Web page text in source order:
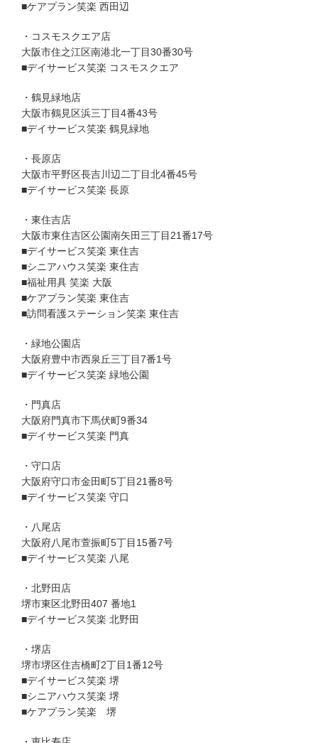
■ケアプラン笑楽 西田辺
・コスモスクエア店
大阪市住之江区南港北一丁目30番30号
■デイサービス笑楽 コスモスクエア
・鶴見緑地店
大阪市鶴見区浜三丁目4番43号
■デイサービス笑楽 鶴見緑地
・長原店
大阪市平野区長吉川辺二丁目北4番45号
■デイサービス笑楽 長原
・東住吉店
大阪市東住吉区公園南矢田三丁目21番17号
■デイサービス笑楽 東住吉
■シニアハウス笑楽 東住吉
■福祉用具 笑楽 大阪
■ケアプラン笑楽 東住吉
■訪問看護ステーション笑楽 東住吉
・緑地公園店
大阪府豊中市西泉丘三丁目7番1号
■デイサービス笑楽 緑地公園
・門真店
大阪府門真市下馬伏町9番34
■デイサービス笑楽 門真
・守口店
大阪府守口市金田町5丁目21番8号
■デイサービス笑楽 守口
・八尾店
大阪府八尾市萱振町5丁目15番7号
■デイサービス笑楽 八尾
・北野田店
堺市東区北野田407 番地1
■デイサービス笑楽 北野田
・堺店
堺市堺区住吉橋町2丁目1番12号
■デイサービス笑楽 堺
■シニアハウス笑楽 堺
■ケアプラン笑楽 堺